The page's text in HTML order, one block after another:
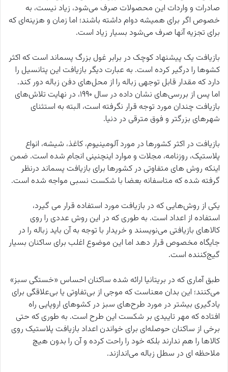
صادرات و واردات این محصولات صرف می‌شود، زیاد نیست، به
خصوص اگر برای همیشه دوام داشته باشند؛ اما زمان و هزینه‌ای که
برای تجزیه آنها صرف می‌شود بسیار زیاد است.
بازیافت یک پیشنهاد کوچک در برابر غول بزرگ پسماند است که اکثر
کشوها را درگیر کرده است. به عبارت دیگر بازیافت این پتانسیل را
دارد که مقدار قابل توجهی زباله را از محل‌های دفن زباله دور کند.
اما پس از بررسی‌های نشان داده در سال ۱۹۹۰، در نهایت تلاش‌های
بازیافت چندان مورد توجه قرار نگرفته است، البته به استثنای
شهرهای بزرگتر و فوق مترقی در دنیا.
بازیافت در اکثر کشورها در مورد آلومینیوم، کاغذ، شیشه، انواع
پلاستیک، روزنامه، مجلات و موارد اینچنینی انجام شده است. ضمن
اینکه روش های متفاوتی در کشورها برای بازیافت پسماند درنظر
گرفته شده که متاسفانه بعضا با شکست نسبی مواجه شده است.
یکی از روش‌هایی که در بازیافت مورد استفاده قرار می گیرد،
استفاده از اعداد است. به طوری که در این روش عددی را روی
کالاهای بازیافتی می‌نویسند و خریدار با توجه به آن باید زباله را در
جایگاه مخصوص قرار دهد اما این موضوع اغلب برای ساکنان بسیار
گیج‌کننده است.
طبق آماری که در بریتانیا ارائه شده ساکنان احساس «خستگی سبز»
می‌کنند؛ این بدان معناست که موجی از بی‌تفاوتی یا بی‌علاقگی برای
یادگیری بیشتر در مورد طرح‌های سبز در کشوهای اروپایی راه
افتاده که مهر تاییدی بر شکست این طرح است. به طوری که حتی
برخی از ساکنان حوصله‌ای برای خواندن اعداد بازیافت پلاستیک روی
کالاها را هم ندارند بلکه خود را راحت کرده و آن را بدون هیچ
ملاحظه ای در سطل زباله می‌اندازند.